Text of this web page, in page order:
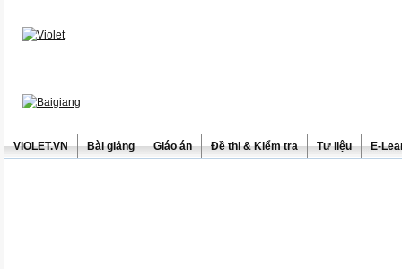
ViOLET.VN Bài giảng Giáo án Đề thi & Kiểm tra Tư liệu E-